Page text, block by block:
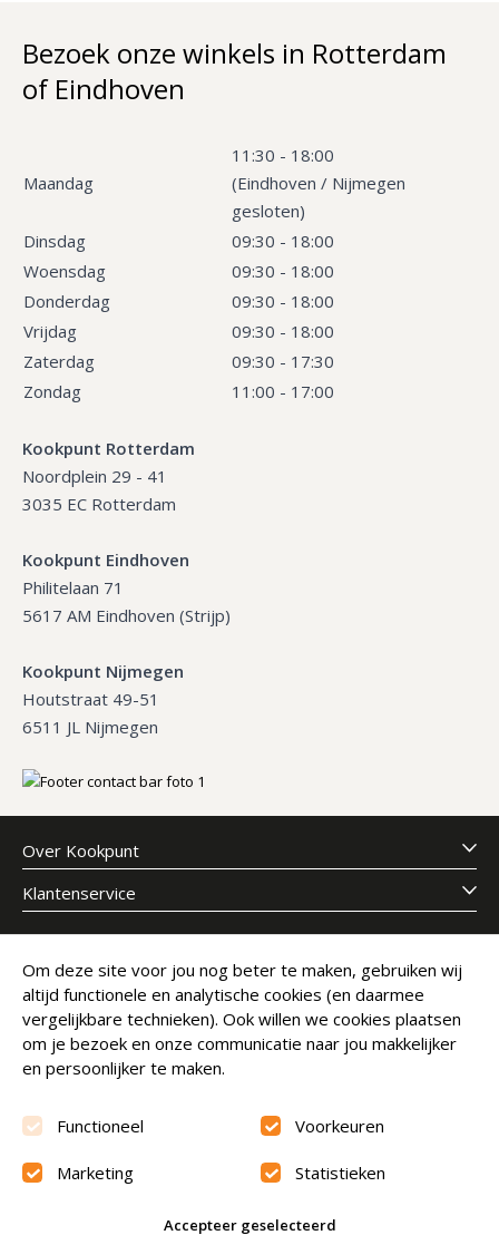
Bezoek onze winkels in Rotterdam
of Eindhoven
Maandag
11:30 - 18:00
(Eindhoven / Nijmegen
gesloten)
Dinsdag
09:30 - 18:00
Woensdag
09:30 - 18:00
Donderdag
09:30 - 18:00
Vrijdag
09:30 - 18:00
Zaterdag
09:30 - 17:30
Zondag
11:00 - 17:00
Kookpunt Rotterdam
Noordplein 29 - 41
3035 EC Rotterdam
Kookpunt Eindhoven
Philitelaan 71
5617 AM Eindhoven (Strijp)
Kookpunt Nijmegen
Houtstraat 49-51
6511 JL Nijmegen
Over Kookpunt
Klantenservice
Meld je aan voor onze nieuwsbrief
E-mailadres
Abonneer
Beoordeling9.6
Om deze site voor jou nog beter te maken, gebruiken wij
altijd functionele en analytische cookies (en daarmee
vergelijkbare technieken). Ook willen we cookies plaatsen
om je bezoek en onze communicatie naar jou makkelijker
en persoonlijker te maken.
Functioneel Voorkeuren
Marketing Statistieken
Accepteer geselecteerd